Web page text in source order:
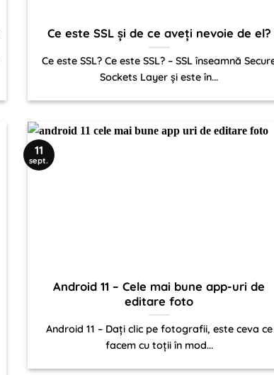
Ce este SSL și de ce aveți nevoie de el?
Ce este SSL? Ce este SSL? – SSL înseamnă
Sockets Layer și este în...
Android 11 – Cele mai bune app-uri de
editare foto
Android 11 – Dați clic pe fotografii, este ceva ce
facem cu toții în mod...
11
sept.